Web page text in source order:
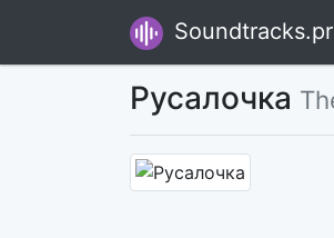
Русалочка